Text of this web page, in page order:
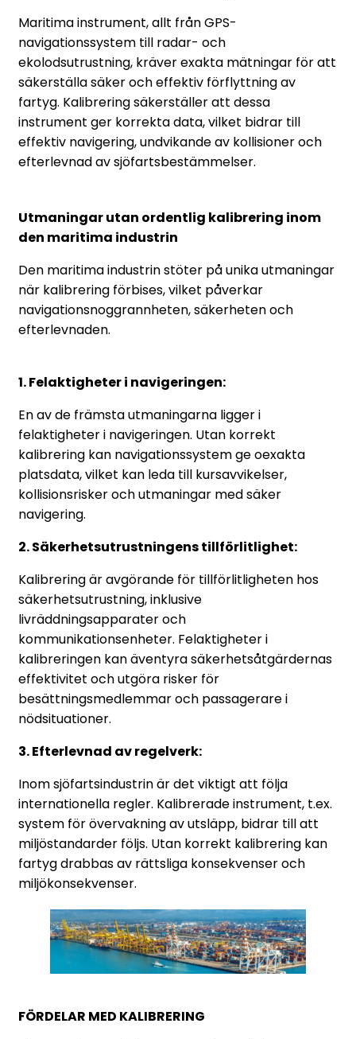
Maritima instrument, allt från GPS-
navigationssystem till radar- och
ekolodsutrustning, kräver exakta mätningar för att
säkerställa säker och effektiv förflyttning av
fartyg. Kalibrering säkerställer att dessa
instrument ger korrekta data, vilket bidrar till
effektiv navigering, undvikande av kollisioner och
efterlevnad av sjöfartsbestämmelser.
Utmaningar utan ordentlig kalibrering inom
den maritima industrin
Den maritima industrin stöter på unika utmaningar
när kalibrering förbises, vilket påverkar
navigationsnoggrannheten, säkerheten och
efterlevnaden.
1. Felaktigheter i navigeringen:
En av de främsta utmaningarna ligger i
felaktigheter i navigeringen. Utan korrekt
kalibrering kan navigationssystem ge oexakta
platsdata, vilket kan leda till kursavvikelser,
kollisionsrisker och utmaningar med säker
navigering.
2. Säkerhetsutrustningens tillförlitlighet:
Kalibrering är avgörande för tillförlitligheten hos
säkerhetsutrustning, inklusive
livräddningsapparater och
kommunikationsenheter. Felaktigheter i
kalibreringen kan äventyra säkerhetsåtgärdernas
effektivitet och utgöra risker för
besättningsmedlemmar och passagerare i
nödsituationer.
3. Efterlevnad av regelverk:
Inom sjöfartsindustrin är det viktigt att följa
internationella regler. Kalibrerade instrument, t.ex.
system för övervakning av utsläpp, bidrar till att
miljöstandarder följs. Utan korrekt kalibrering kan
fartyg drabbas av rättsliga konsekvenser och
miljökonsekvenser.
FÖRDELAR MED KALIBRERING